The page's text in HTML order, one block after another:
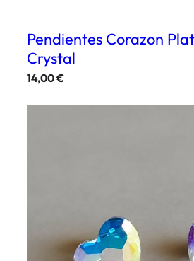
Pendientes Corazon
Crystal
14,00€